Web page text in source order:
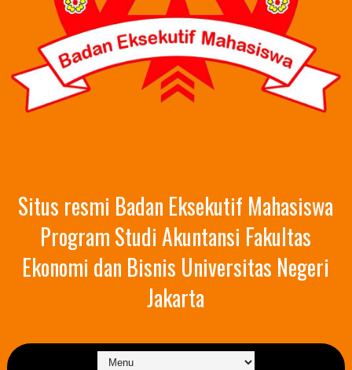
Situs resmi Badan Eksekutif Mahasiswa
Program Studi Akuntansi Fakultas
Ekonomi dan Bisnis Universitas Negeri
Jakarta